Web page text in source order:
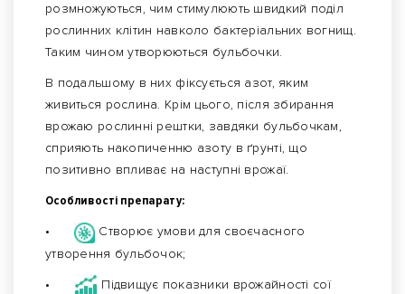
розмножуються, чим стимулюють швидкий поділ
рослинних клітин навколо бактеріальних вогнищ.
Таким чином утворюються бульбочки.
В подальшому в них фіксується азот, яким
живиться рослина. Крім цього, після збирання
врожаю рослинні рештки, завдяки бульбочкам,
сприяють накопиченню азоту в ґрунті, що
позитивно впливає на наступні врожаї.
Особливості препарату:
•
Створює умови для своєчасного
утворення бульбочок;
•
Підвищує показники врожайності сої